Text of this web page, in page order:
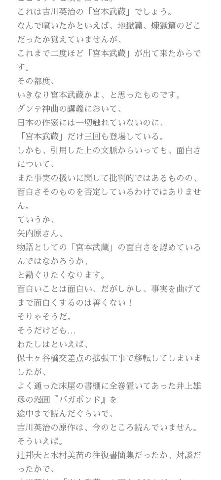
これは吉川英治の「宮本武蔵」でしょう。
なんで噴いたかといえば、地獄篇、煉獄篇のどこ
だったか覚えていませんが、
これまで二度ほど「宮本武蔵」が出て来たからで
す。
その都度、
いきなり宮本武蔵かよ、と思ったものです。
ダンテ神曲の講義において、
日本の作家には一切触れていないのに、
「宮本武蔵」だけ三回も登場している。
しかも、引用した上の文脈からいっても、面白さ
について、
また事実の扱いに関して批判的ではあるものの、
面白さそのものを否定しているわけではありませ
ん。
ていうか、
矢内原さん、
物語としての「宮本武蔵」の面白さを認めている
んではなかろうか、
と勘ぐりたくなります。
面白いことは面白い、だがしかし、事実を曲げて
まで面白くするのは善くない！
そりゃそうだ。
そうだけども…
わたしはといえば、
保土ヶ谷橋交差点の拡張工事で移転してしまいま
したが、
よく通った床屋の書棚に全巻置いてあった井上雄
彦の漫画『バガボンド』を
途中まで読んだぐらいで、
吉川英治の原作は、今のところ読んでいません。
そういえば。
辻邦夫と水村美苗の往復書簡集だったか、対談だ
ったかで、